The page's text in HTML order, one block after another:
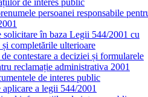
de interes public
persoanei responsabile
solicitare în baza Legii 544/2001 cu
completările ulterioare
contestare a deciziei și formularele
reclamație administrativa 2001
de interes public
aplicare a legii 544/2001